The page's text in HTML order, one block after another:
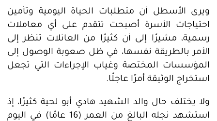
ويرى الأسطل أن متطلبات الحياة اليومية وتأمين
احتياجات الأسرة أصبحت تتقدم على أي معاملات
رسمية، مشيرًا إلى أن كثيرًا من العائلات تنظر إلى
الأمر بالطريقة نفسها، في ظل صعوبة الوصول إلى
المؤسسات المختصة وغياب الإجراءات التي تجعل
استخراج الوثيقة أمرًا عاجلًا.
ولا يختلف حال والد الشهيد هادي أبو لحية كثيرًا، إذ
استشهد نجله البالغ من العمر (16 عامًا) في اليوم